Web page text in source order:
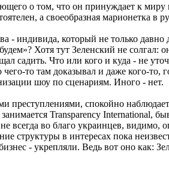
о том, что он принуждает к миру
а своеобразная марионетка в
индивида, который не только давно
Хотя тут Зеленский не солгал:
садить. Что или кого и куда - не
то там доказывал и даже кого-то,
шоу по сценариям. Иного - нет.
спокойно
Transparency International,
всегда во благо украинцев,
структуры в интересах пока
- укрепляли. Ведь вот оно как: